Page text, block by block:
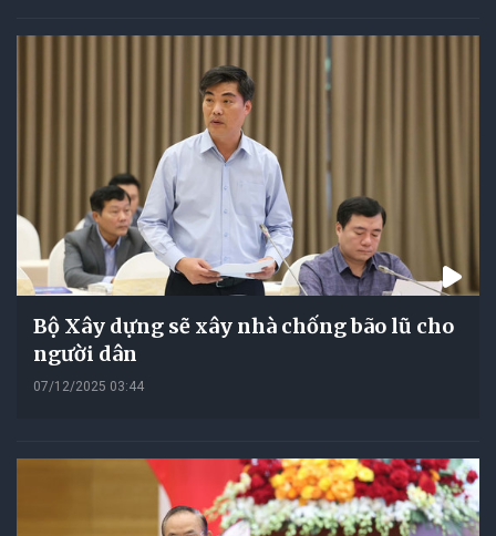
Bộ Xây dựng sẽ xây nhà chống bão lũ cho
người dân
07/12/2025 03:44